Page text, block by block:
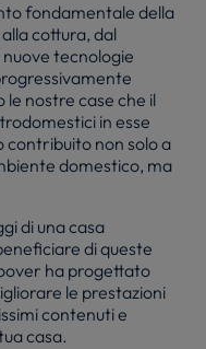
fondamentale della
cottura, dal
tecnologie
le nostre case che il
in esse
contribuito non solo a
domestico, ma
di una casa
di queste
ha progettato
le prestazioni
contenuti e
casa.